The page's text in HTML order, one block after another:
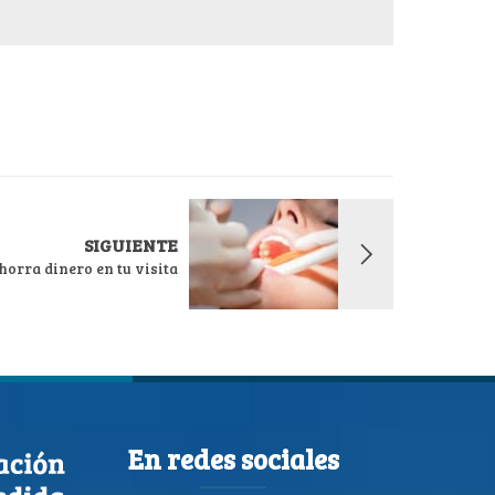
SIGUIENTE
dinero en tu visita
En redes sociales